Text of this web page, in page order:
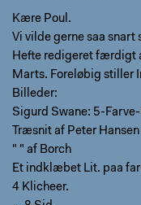
Kære Poul.
Vi vilde gerne saa
Hefte redigeret færdigt
Marts. Foreløbig stiller
Billeder:
Sigurd Swane: 5-
Træsnit af Peter Hansen
" " af Borch
Et indklæbet Lit. paa
4 Klicheer.